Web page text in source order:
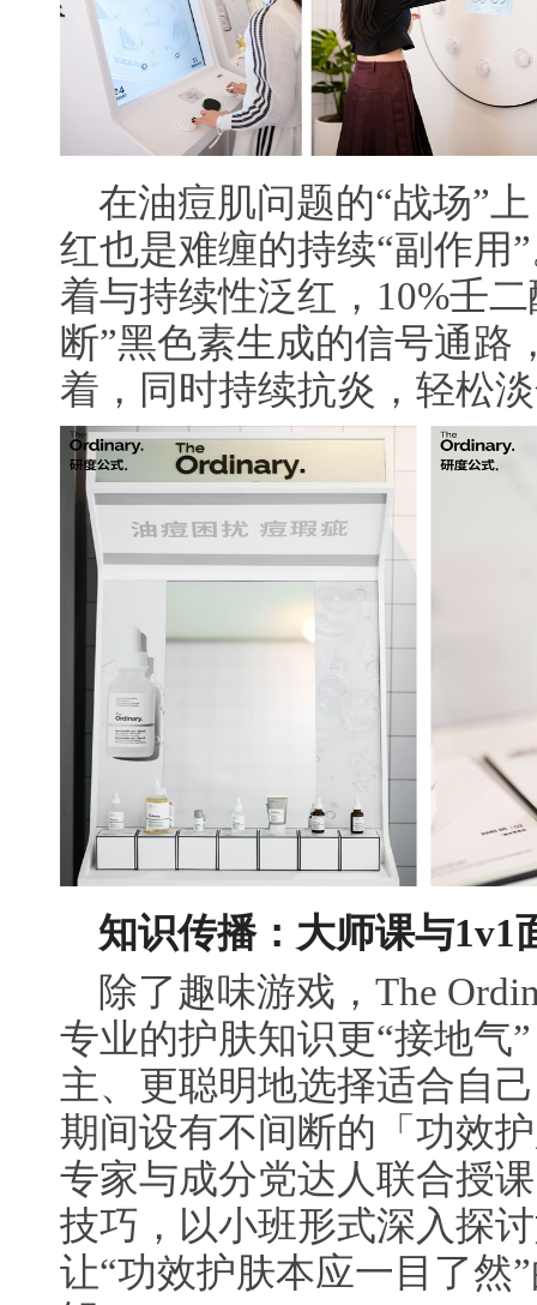
在油痘肌问题的“战场”
红也是难缠的持续“副作用
着与持续性泛红，10%壬
断”黑色素生成的信号通路
着，同时持续抗炎，轻松
知识传播：大师课与1v1
除了趣味游戏，The
专业的护肤知识更“接地气
主、更聪明地选择适合自
期间设有不间断的「功效
专家与成分党达人联合授
技巧，以小班形式深入探
让“功效护肤本应一目了然